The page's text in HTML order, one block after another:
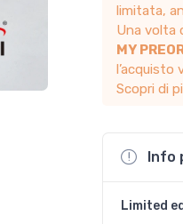
limitata,
Una volta
MY
l’acquisto
Scopri di
Info
Limited